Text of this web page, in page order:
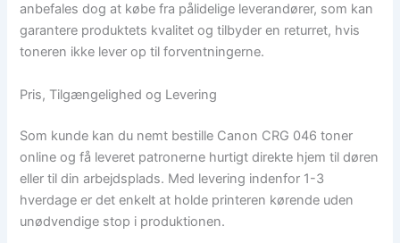
anbefales dog at købe fra pålidelige leverandører, som kan
garantere produktets kvalitet og tilbyder en returret, hvis
toneren ikke lever op til forventningerne.
Pris, Tilgængelighed og Levering
Som kunde kan du nemt bestille Canon CRG 046 toner
online og få leveret patronerne hurtigt direkte hjem til døren
eller til din arbejdsplads. Med levering indenfor 1-3
hverdage er det enkelt at holde printeren kørende uden
unødvendige stop i produktionen.